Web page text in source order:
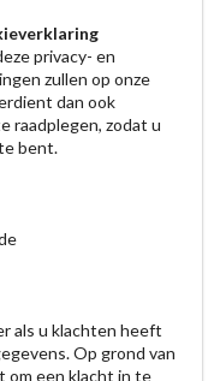
privacy- en
zullen op onze
dan ook
raadplegen, zodat u
bent.
als u klachten heeft
Op grond van
om een klacht in te